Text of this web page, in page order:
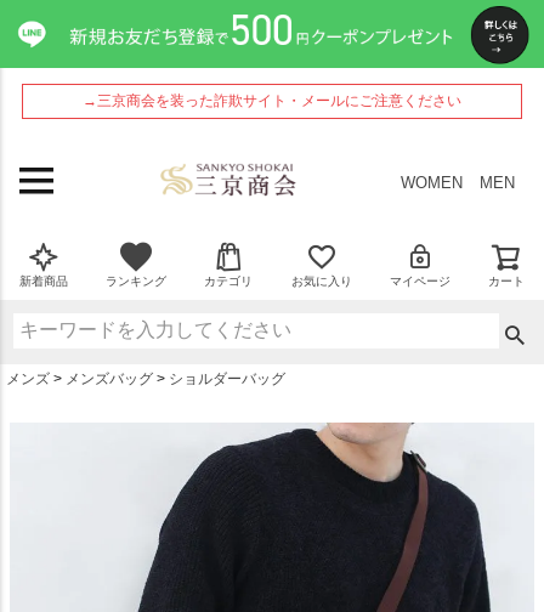
→三京商会を装った詐欺サイト・メールにご注意ください
WOMEN MEN
新着商品 ランキング カテゴリ お気に入り マイページ カート
メンズ メンズバッグ ショルダーバッグ
ペー
ジト
ップ
へ